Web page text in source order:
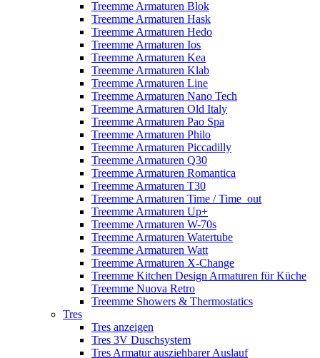
Treemme Armaturen Blok
Treemme Armaturen Hask
Treemme Armaturen Hedo
Treemme Armaturen Ios
Treemme Armaturen Kea
Treemme Armaturen Klab
Treemme Armaturen Line
Treemme Armaturen Nano Tech
Treemme Armaturen Old Italy
Treemme Armaturen Pao Spa
Treemme Armaturen Philo
Treemme Armaturen Piccadilly
Treemme Armaturen Q30
Treemme Armaturen Romantica
Treemme Armaturen T30
Treemme Armaturen Time / Time_out
Treemme Armaturen Up+
Treemme Armaturen W-70s
Treemme Armaturen Watertube
Treemme Armaturen Watt
Treemme Armaturen X-Change
Treemme Kitchen Design Armaturen für Küche
Treemme Nuova Retro
Treemme Showers & Thermostatics
Tres
Tres anzeigen
Tres 3V Duschsystem
Tres Armatur ausziehbarer Auslauf